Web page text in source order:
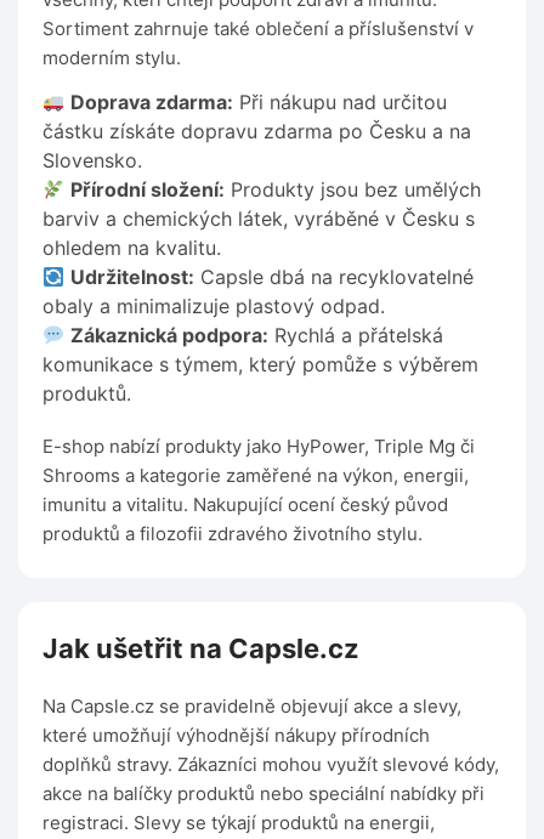
Sortiment zahrnuje také oblečení a příslušenství v
moderním stylu.
Doprava zdarma: Při nákupu nad určitou
částku získáte dopravu zdarma po Česku a na
Slovensko.
Přírodní složení: Produkty jsou bez umělých
barviv a chemických látek, vyráběné v Česku s
ohledem na kvalitu.
Udržitelnost: Capsle dbá na recyklovatelné
obaly a minimalizuje plastový odpad.
Zákaznická podpora: Rychlá a přátelská
komunikace s týmem, který pomůže s výběrem
produktů.
E-shop nabízí produkty jako HyPower, Triple Mg či
Shrooms a kategorie zaměřené na výkon, energii,
imunitu a vitalitu. Nakupující ocení český původ
produktů a filozofii zdravého životního stylu.
Jak ušetřit na Capsle.cz
Na Capsle.cz se pravidelně objevují akce a slevy,
které umožňují výhodnější nákupy přírodních
doplňků stravy. Zákazníci mohou využít slevové kódy,
akce na balíčky produktů nebo speciální nabídky při
registraci. Slevy se týkají produktů na energii,